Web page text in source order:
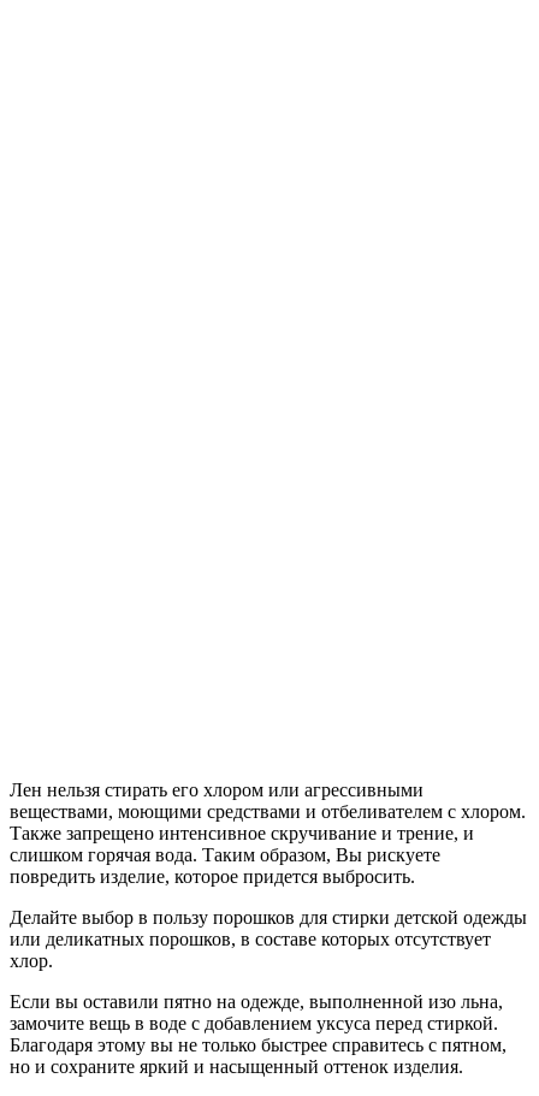
Лен нельзя стирать его хлором или агрессивными
веществами, моющими средствами и отбеливателем с хлором.
Также запрещено интенсивное скручивание и трение, и
слишком горячая вода. Таким образом, Вы рискуете
повредить изделие, которое придется выбросить.
Делайте выбор в пользу порошков для стирки детской одежды
или деликатных порошков, в составе которых отсутствует
хлор.
Если вы оставили пятно на одежде, выполненной изо льна,
замочите вещь в воде с добавлением уксуса перед стиркой.
Благодаря этому вы не только быстрее справитесь с пятном,
но и сохраните яркий и насыщенный оттенок изделия.